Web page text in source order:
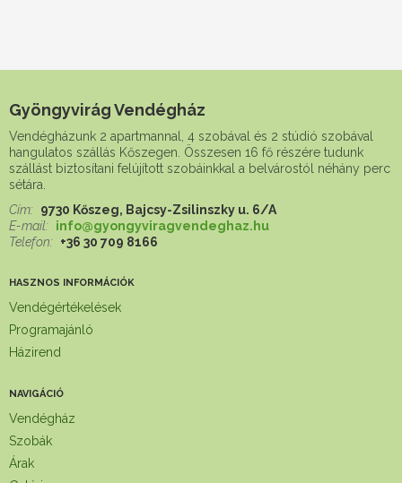
Gyöngyvirág Vendégház
Vendégházunk 2 apartmannal, 4 szobával és 2 stúdió szobával
hangulatos szállás Kőszegen. Összesen 16 fő részére tudunk
szállást biztosítani felújított szobáinkkal a belvárostól néhány perc
sétára.
Cím:
9730 Kőszeg, Bajcsy-Zsilinszky u. 6/A
E-mail:
info@gyongyviragvendeghaz.hu
Telefon:
+36 30 709 8166
HASZNOS INFORMÁCIÓK
Vendégértékelések
Programajánló
Házirend
NAVIGÁCIÓ
Vendégház
Szobák
Árak